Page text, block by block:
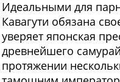
Идеальными для
Кавагути обязана
уверяет японская
древнейшего
протяжении